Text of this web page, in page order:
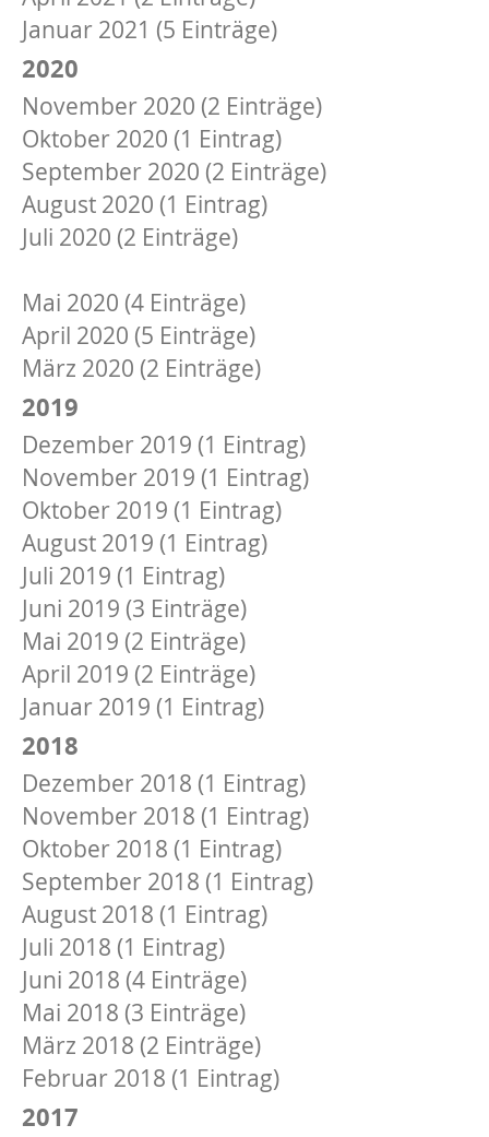
Januar 2021 (5 Einträge)
2020
November 2020 (2 Einträge)
Oktober 2020 (1 Eintrag)
September 2020 (2 Einträge)
August 2020 (1 Eintrag)
Juli 2020 (2 Einträge)
Mai 2020 (4 Einträge)
April 2020 (5 Einträge)
März 2020 (2 Einträge)
2019
Dezember 2019 (1 Eintrag)
November 2019 (1 Eintrag)
Oktober 2019 (1 Eintrag)
August 2019 (1 Eintrag)
Juli 2019 (1 Eintrag)
Juni 2019 (3 Einträge)
Mai 2019 (2 Einträge)
April 2019 (2 Einträge)
Januar 2019 (1 Eintrag)
2018
Dezember 2018 (1 Eintrag)
November 2018 (1 Eintrag)
Oktober 2018 (1 Eintrag)
September 2018 (1 Eintrag)
August 2018 (1 Eintrag)
Juli 2018 (1 Eintrag)
Juni 2018 (4 Einträge)
Mai 2018 (3 Einträge)
März 2018 (2 Einträge)
Februar 2018 (1 Eintrag)
2017